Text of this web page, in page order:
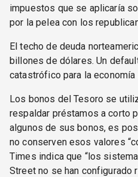
impuestos que se aplicaría
por la pelea con los
El techo de deuda
billones de dólares. Un
catastrófico para la economía
Los bonos del Tesoro se
respaldar préstamos a corto
algunos de sus bonos, es
no conserven esos valores
Times indica que “los
Street no se han configurado